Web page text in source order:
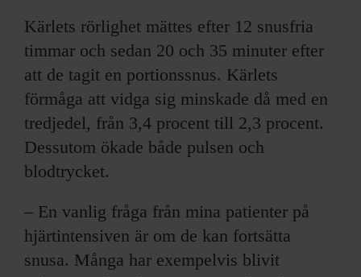
Kärlets rörlighet mättes efter 12 snusfria
timmar och sedan 20 och 35 minuter efter
att de tagit en portionssnus. Kärlets
förmåga att vidga sig minskade då med en
tredjedel, från 3,4 procent till 2,3 procent.
Dessutom ökade både pulsen och
blodtrycket.
– En vanlig fråga från mina patienter på
hjärtintensiven är om de kan fortsätta
snusa. Många har exempelvis blivit